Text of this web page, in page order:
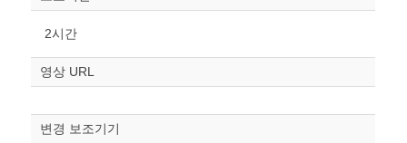
2시간
영상 URL
변경 보조기기